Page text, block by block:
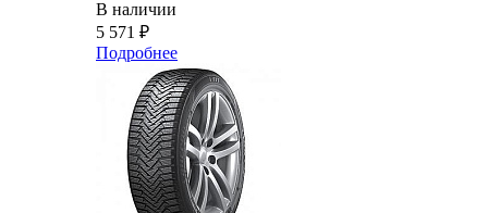
В наличии
5 571 ₽
Подробнее